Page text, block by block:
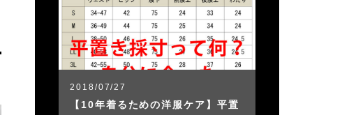
2018/07/27
【10年着るための洋服ケア】平置